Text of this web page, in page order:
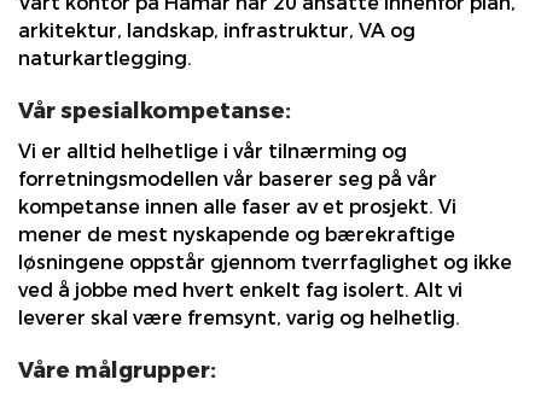
arkitektur, landskap, infrastruktur, VA og
naturkartlegging.
Vår spesialkompetanse:
Vi er alltid helhetlige i vår tilnærming og
forretningsmodellen vår baserer seg på vår
kompetanse innen alle faser av et prosjekt. Vi
mener de mest nyskapende og bærekraftige
løsningene oppstår gjennom tverrfaglighet og ikke
ved å jobbe med hvert enkelt fag isolert. Alt vi
leverer skal være fremsynt, varig og helhetlig.
Våre målgrupper: